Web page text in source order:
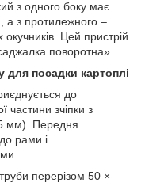
з одного боку має
а з протилежного –
Цей пристрій
поворотна».
для посадки картоплі
до
частини зчіпки з
мм). Передня
рами і
перерізом 50 ×